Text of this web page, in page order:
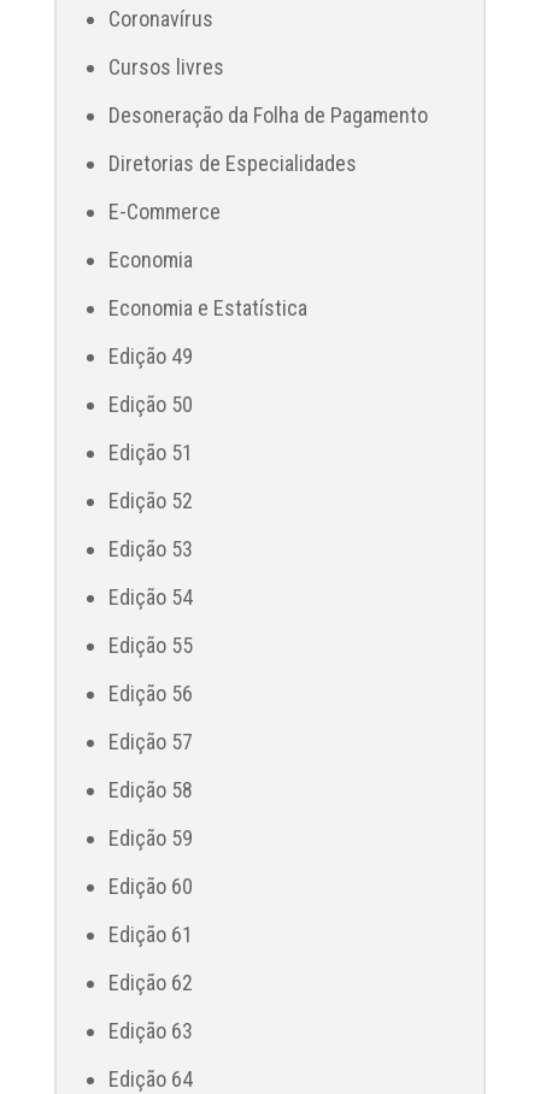
Coronavírus
Cursos livres
Desoneração da Folha de Pagamento
Diretorias de Especialidades
E-Commerce
Economia
Economia e Estatística
Edição 49
Edição 50
Edição 51
Edição 52
Edição 53
Edição 54
Edição 55
Edição 56
Edição 57
Edição 58
Edição 59
Edição 60
Edição 61
Edição 62
Edição 63
Edição 64